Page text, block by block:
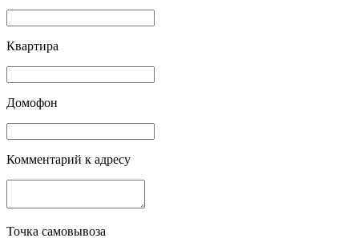
Квартира
Домофон
Комментарий к адресу
Точка самовывоза